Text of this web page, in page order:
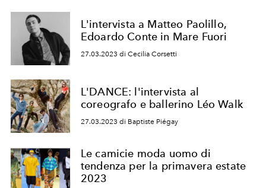
L'intervista a Matteo Paolillo,
Edoardo Conte in Mare Fuori
27.03.2023 di Cecilia Corsetti
L'DANCE: l'intervista al
coreografo e ballerino Léo Walk
27.03.2023 di Baptiste Piégay
Le camicie moda uomo di
tendenza per la primavera estate
2023